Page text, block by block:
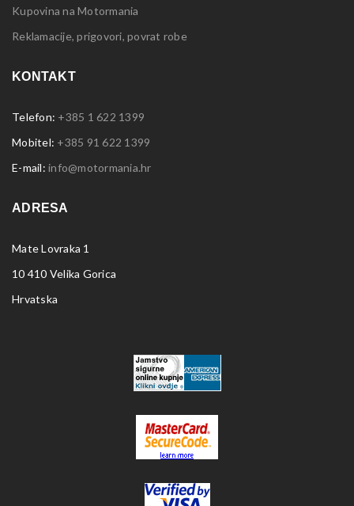
Kupovina na Motormania
Reklamacije, prigovori, povrat robe
KONTAKT
Telefon: +385 1 622 1399
Mobitel: +385 91 622 1399
E-mail: info@motormania.hr
ADRESA
Mate Lovraka 1
10 410 Velika Gorica
Hrvatska